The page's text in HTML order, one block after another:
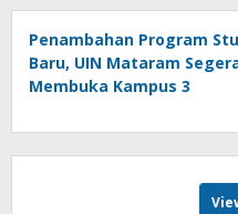
Penambahan Program
Baru, UIN Mataram
Membuka Kampus 3